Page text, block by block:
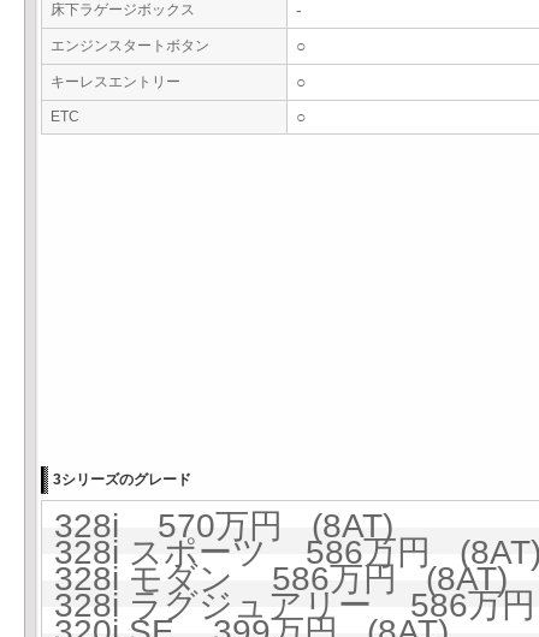
床下ラゲージボックス -
エンジンスタートボタン ○
キーレスエントリー ○
ETC ○
3シリーズのグレード
328i 570万円 (8AT)
328i スポーツ 586万円
328i モダン 586万円 (8AT)
328i ラグジュアリー 586万